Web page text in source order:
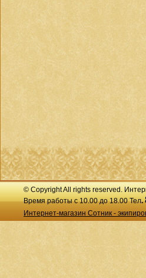
© Copyright All rights reserved.
Время работы с 10.00 до 18.00 Тел.
Интернет-магазин Сотник -